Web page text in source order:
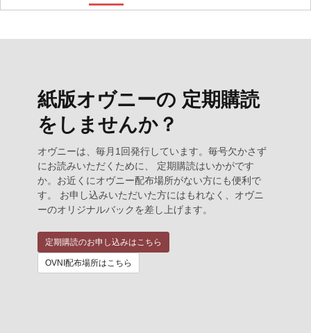
紙版オヴニーの 定期購読
をしませんか？
オヴニーは、毎月1回発行しています。毎号欠かさず
にお読みいただくために、 定期購読はいかがです
か。お近くにオヴニー配布場所がない方にも便利で
す。 お申し込みいただいた方にはもれなく、オヴニ
ーのオリジナルバックを差し上げます。
定期購読のお申し込みはこちら
OVNI配布場所はこちら